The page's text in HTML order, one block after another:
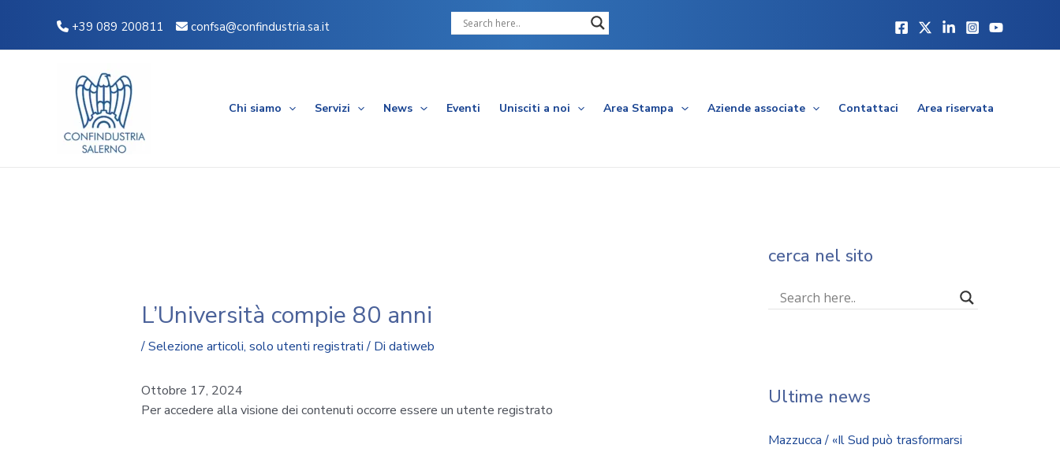
contenuto
+39 089 200811 confsa@confindustria.sa.it
Chi siamo Servizi News Eventi Unisciti a noi Area Stampa Aziende associate Contattaci Area riservata
L’Università compie 80 anni
/Selezione articoli, solo utenti registrati/ Di datiweb
Ottobre 17, 2024
Per accedere alla visione dei contenuti occorre essere un utente registrato
articoli
cerca nel sito
Ultime news
Mazzucca / «Il Sud può trasformarsi